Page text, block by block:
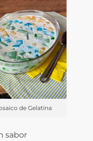
de Gelatina
sabor